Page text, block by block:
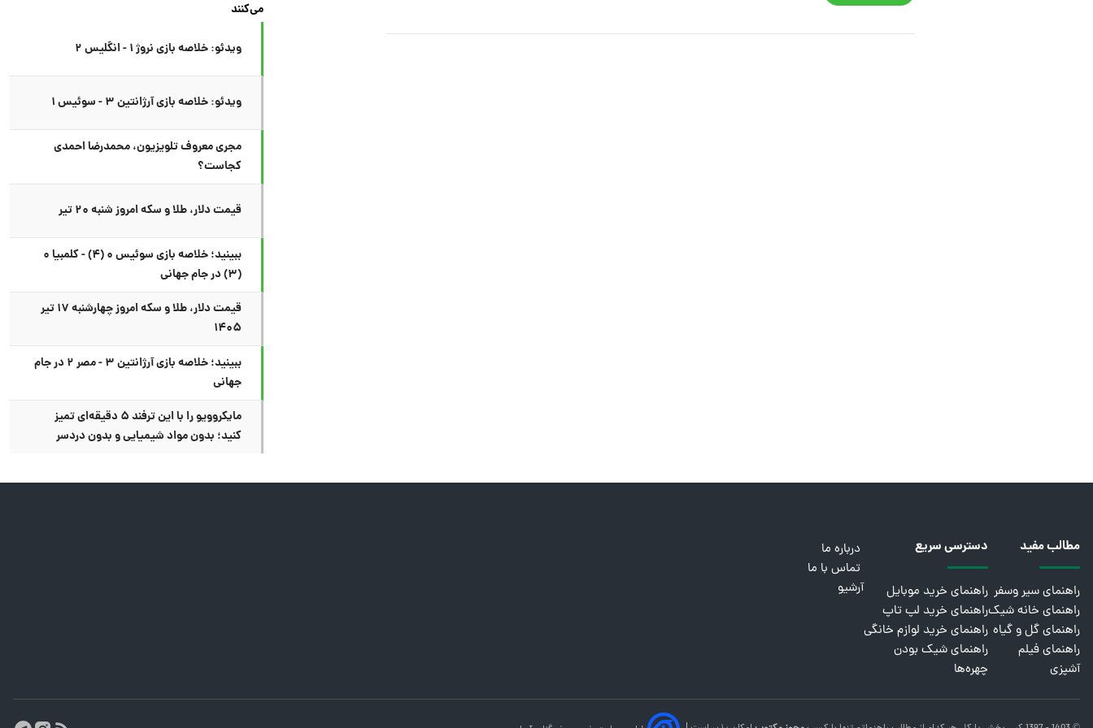
می‌کنند
ویدئو: خلاصه بازی نروژ ۱ - انگلیس ۲
ویدئو: خلاصه بازی آرژانتین ۳ - سوئیس ۱
مجری معروف تلویزیون، محمدرضا احمدی
کجاست؟
قیمت دلار، طلا و سکه امروز شنبه ۲۰ تیر
ببینید؛ خلاصه بازی سوئیس ۰ (۴) - کلمبیا ۰
(۳) در جام جهانی
قیمت دلار، طلا و سکه امروز چهارشنبه ۱۷ تیر
۱۴۰۵
ببینید؛ خلاصه بازی آرژانتین ۳ - مصر ۲ در جام
جهانی
مایکروویو را با این ترفند ۵ دقیقه‌ای تمیز
کنید؛ بدون مواد شیمیایی و بدون دردسر
مطالب مفید
راهنمای سیر وسفر
راهنمای خانه شیک
راهنمای گل و گیاه
راهنمای فیلم
آشپزی
دسترسی سریع
راهنمای خرید موبایل
راهنمای خرید لپ تاپ
راهنمای خرید لوازم خانگی
راهنمای شیک بودن
چهره‌ها
درباره ما
تماس با ما
آرشیو